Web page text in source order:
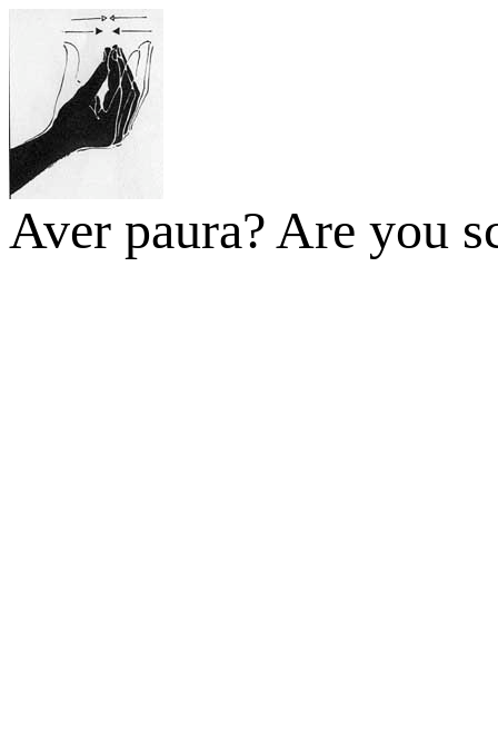
Aver paura? Are you